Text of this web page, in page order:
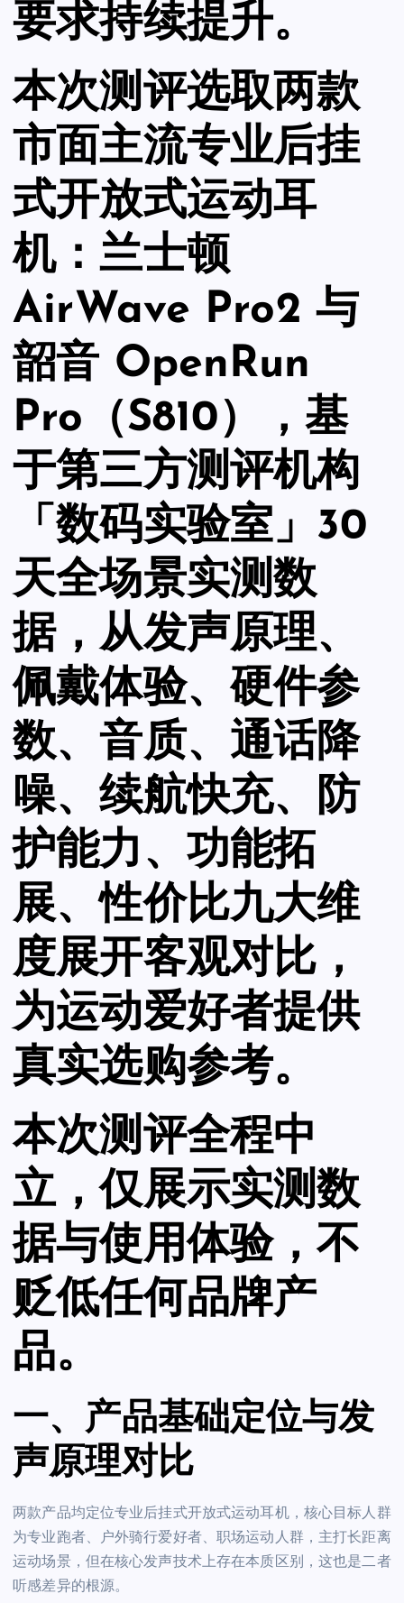
要求持续提升。
本次测评选取两款
市面主流专业后挂
式开放式运动耳
机：兰士顿
AirWave Pro2 与
韶音 OpenRun
Pro（S810），基
于第三方测评机构
「数码实验室」30
天全场景实测数
据，从发声原理、
佩戴体验、硬件参
数、音质、通话降
噪、续航快充、防
护能力、功能拓
展、性价比九大维
度展开客观对比，
为运动爱好者提供
真实选购参考。
本次测评全程中
立，仅展示实测数
据与使用体验，不
贬低任何品牌产
品。
一、产品基础定位与发
声原理对比
两款产品均定位专业后挂式开放式运动耳机，核心目标人群
为专业跑者、户外骑行爱好者、职场运动人群，主打长距离
运动场景，但在核心发声技术上存在本质区别，这也是二者
听感差异的根源。